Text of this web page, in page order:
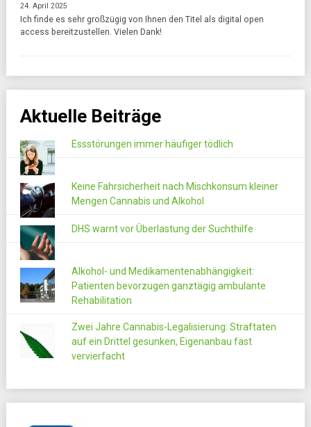
24. April 2025
Ich finde es sehr großzügig von Ihnen den Titel als digital open
access bereitzustellen. Vielen Dank!
Aktuelle Beiträge
Essstörungen immer häufiger tödlich
Keine Fahrsicherheit nach Mischkonsum kleiner
Mengen Cannabis und Alkohol
DHS warnt vor Überlastung der Suchthilfe
Alkohol- und Medikamentenabhängigkeit:
Patienten bevorzugen ganztägig ambulante
Rehabilitation
Zwei Jahre Cannabis-Legalisierung: Straftaten
auf ein Drittel gesunken, Eigenanbau fast
vervierfacht